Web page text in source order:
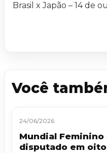
Brasil x Japão – 14 de
Você
24/06/2026
Mundial Feminino
disputado em